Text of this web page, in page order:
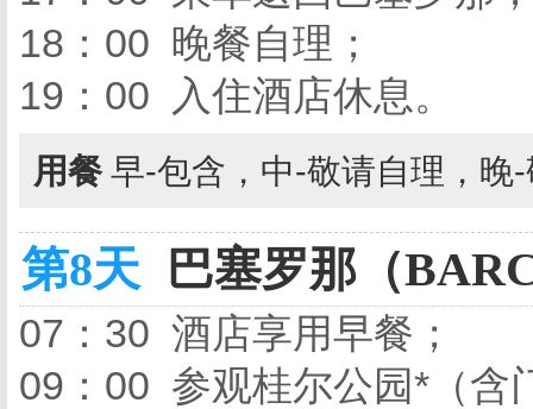
18：00 晚餐自理；
19：00 入住酒店休息。
用餐 早-包含，中-敬请自理，晚
第8天 巴塞罗那（
07：30 酒店享用早餐；
09：00 参观桂尔公园*（含